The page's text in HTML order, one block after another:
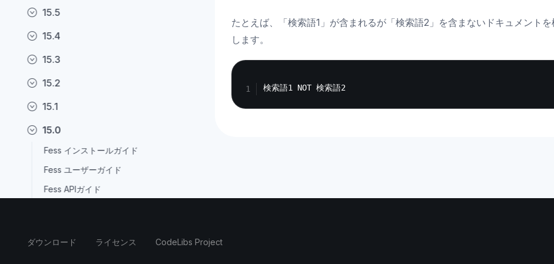
15.5
15.4
15.3
15.2
15.1
15.0
Fess インストールガイド
Fess ユーザーガイド
Fess APIガイド
JavaDocs
たとえば、「検索語1」が含まれるが「検索語2」を含まないドキュメント
します。
ダウンロード ライセンス CodeLibs Project